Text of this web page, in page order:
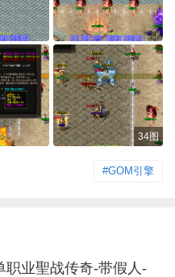
34图
#GOM引擎
职业聖战传奇-带假人-